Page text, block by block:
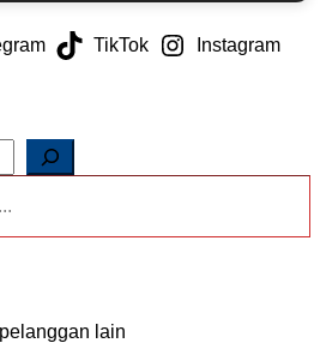
TikTok
Instagram
lain